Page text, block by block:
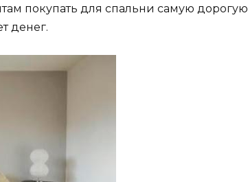
покупать для спальни самую дорогую
денег.